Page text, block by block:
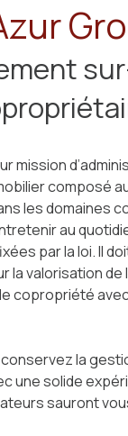
mission
composé
les domaines
au
par la loi. Il
valorisation de
avec
la
une solide
sauront